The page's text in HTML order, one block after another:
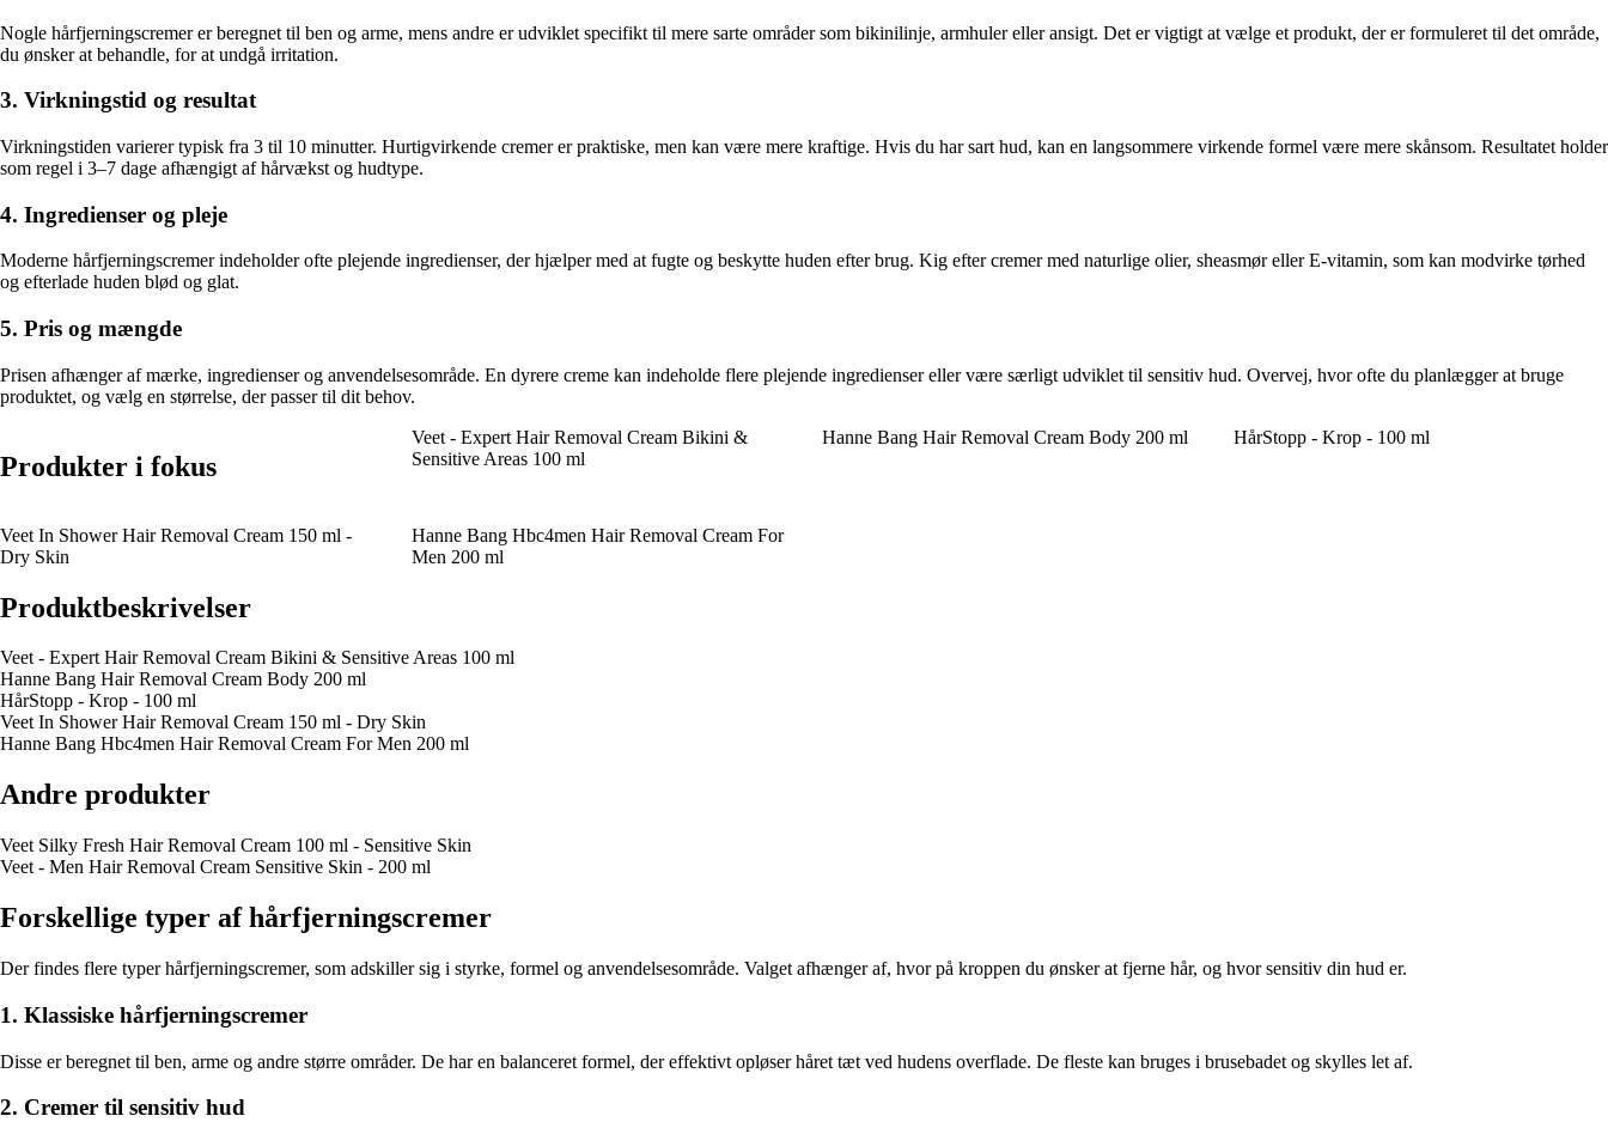
Nogle hårfjerningscremer er beregnet til ben og arme, mens andre er udviklet specifikt til mere sarte områder som bikinilinje, armhuler eller ansigt. Det er vigtigt at vælge et produkt, der er formuleret til det område,
du ønsker at behandle, for at undgå irritation.
3. Virkningstid og resultat
Virkningstiden varierer typisk fra 3 til 10 minutter. Hurtigvirkende cremer er praktiske, men kan være mere kraftige. Hvis du har sart hud, kan en langsommere virkende formel være mere skånsom. Resultatet holder
som regel i 3–7 dage afhængigt af hårvækst og hudtype.
4. Ingredienser og pleje
Moderne hårfjerningscremer indeholder ofte plejende ingredienser, der hjælper med at fugte og beskytte huden efter brug. Kig efter cremer med naturlige olier, sheasmør eller E-vitamin, som kan modvirke tørhed
og efterlade huden blød og glat.
5. Pris og mængde
Prisen afhænger af mærke, ingredienser og anvendelsesområde. En dyrere creme kan indeholde flere plejende ingredienser eller være særligt udviklet til sensitiv hud. Overvej, hvor ofte du planlægger at bruge
produktet, og vælg en størrelse, der passer til dit behov.
Produkter i fokus
Veet - Expert Hair Removal Cream Bikini &
Sensitive Areas 100 ml
Hanne Bang Hair Removal Cream Body 200 ml HårStopp - Krop - 100 ml
Veet In Shower Hair Removal Cream 150 ml -
Dry Skin
Hanne Bang Hbc4men Hair Removal Cream For
Men 200 ml
Produktbeskrivelser
Veet - Expert Hair Removal Cream Bikini & Sensitive Areas 100 ml
Hanne Bang Hair Removal Cream Body 200 ml
HårStopp - Krop - 100 ml
Veet In Shower Hair Removal Cream 150 ml - Dry Skin
Hanne Bang Hbc4men Hair Removal Cream For Men 200 ml
Andre produkter
Veet Silky Fresh Hair Removal Cream 100 ml - Sensitive Skin
Veet - Men Hair Removal Cream Sensitive Skin - 200 ml
Forskellige typer af hårfjerningscremer
Der findes flere typer hårfjerningscremer, som adskiller sig i styrke, formel og anvendelsesområde. Valget afhænger af, hvor på kroppen du ønsker at fjerne hår, og hvor sensitiv din hud er.
1. Klassiske hårfjerningscremer
Disse er beregnet til ben, arme og andre større områder. De har en balanceret formel, der effektivt opløser håret tæt ved hudens overflade. De fleste kan bruges i brusebadet og skylles let af.
2. Cremer til sensitiv hud